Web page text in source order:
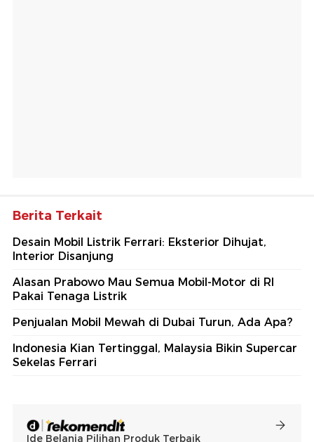
Berita Terkait
Desain Mobil Listrik Ferrari: Eksterior Dihujat,
Interior Disanjung
Alasan Prabowo Mau Semua Mobil-Motor di RI
Pakai Tenaga Listrik
Penjualan Mobil Mewah di Dubai Turun, Ada Apa?
Indonesia Kian Tertinggal, Malaysia Bikin Supercar
Sekelas Ferrari